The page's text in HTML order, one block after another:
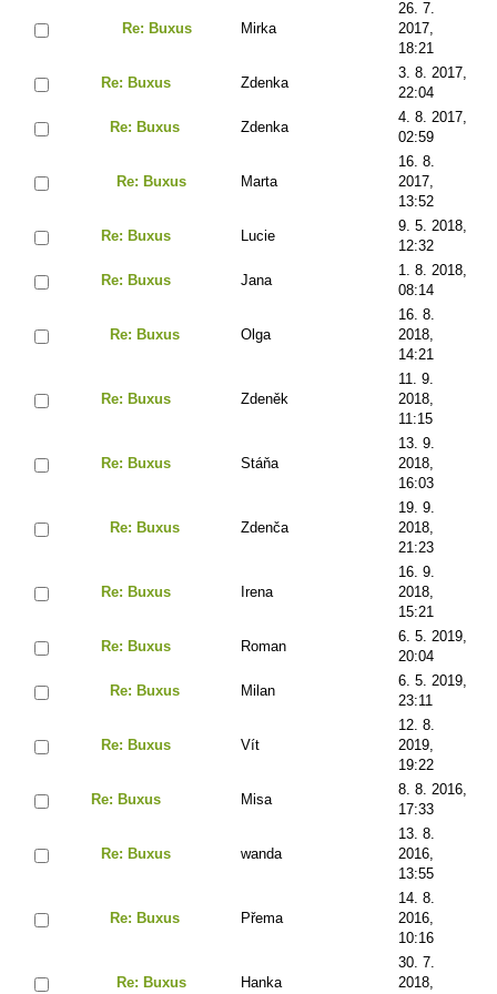
Re: Buxus Mirka
26. 7.
2017,
18:21
Re: Buxus Zdenka
3. 8. 2017,
22:04
Re: Buxus Zdenka
4. 8. 2017,
02:59
Re: Buxus Marta
16. 8.
2017,
13:52
Re: Buxus Lucie
9. 5. 2018,
12:32
Re: Buxus Jana
1. 8. 2018,
08:14
Re: Buxus Olga
16. 8.
2018,
14:21
Re: Buxus Zdeněk
11. 9.
2018,
11:15
Re: Buxus Stáňa
13. 9.
2018,
16:03
Re: Buxus Zdenča
19. 9.
2018,
21:23
Re: Buxus Irena
16. 9.
2018,
15:21
Re: Buxus Roman
6. 5. 2019,
20:04
Re: Buxus Milan
6. 5. 2019,
23:11
Re: Buxus Vít
12. 8.
2019,
19:22
Re: Buxus Misa
8. 8. 2016,
17:33
Re: Buxus wanda
13. 8.
2016,
13:55
Re: Buxus Přema
14. 8.
2016,
10:16
Re: Buxus Hanka
30. 7.
2018,